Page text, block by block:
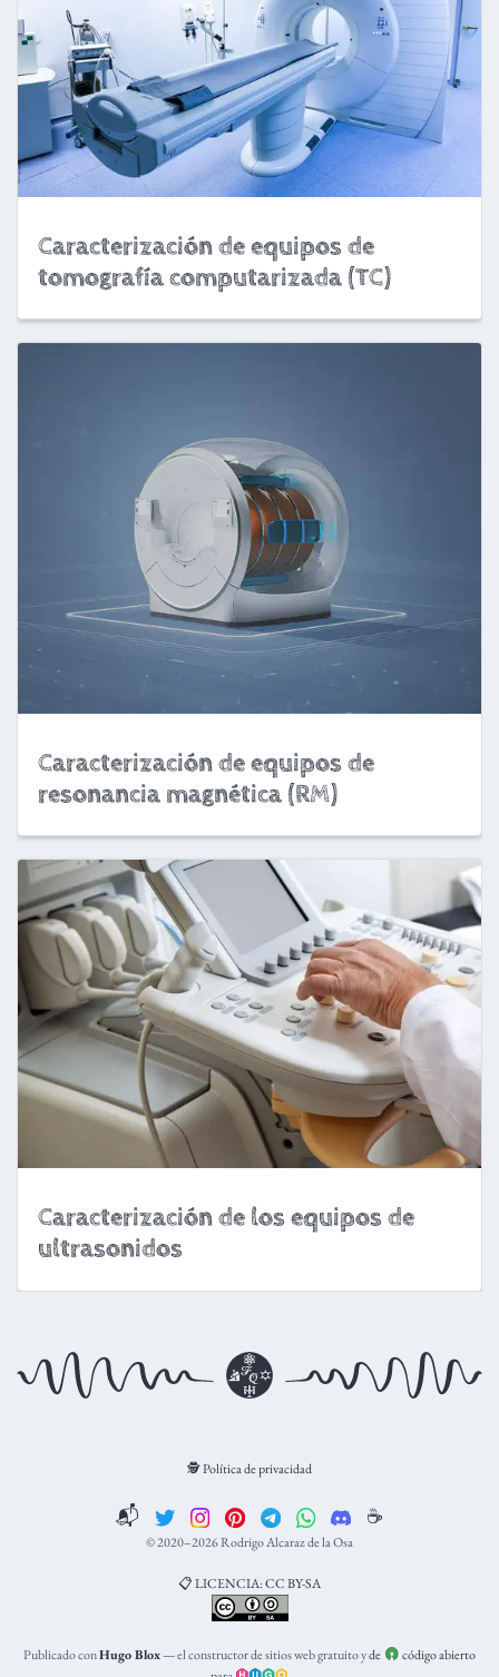
Caracterización de equipos de
tomografía computarizada (TC)
Caracterización de equipos de
resonancia magnética (RM)
Caracterización de los equipos de
ultrasonidos
🕵️ Política de privacidad
📬 ☕️
© 2020–2026 Rodrigo Alcaraz de la Osa
📋 LICENCIA: CC BY-SA
Publicado conHugo Blox— el constructor de sitios web gratuito yde
código abierto